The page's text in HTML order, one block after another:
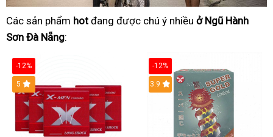
Các sản phẩm hot đang được chú ý nhiều ở Ngũ Hành
Sơn Đà Nẵng:
-12%
Hot
5
-12%
3.9